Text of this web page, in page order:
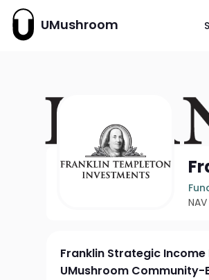
UMushroom
Franklin Strategic Income
UMushroom Community-